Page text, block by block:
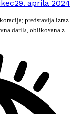
29. aprila 2024
predstavlja izraz
darila, oblikovana z